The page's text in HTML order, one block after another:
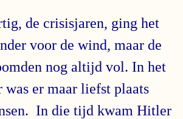
de crisisjaren, ging het
voor de wind, maar de
nog altijd vol. In het
was er maar liefst plaats
In die tijd kwam Hitler